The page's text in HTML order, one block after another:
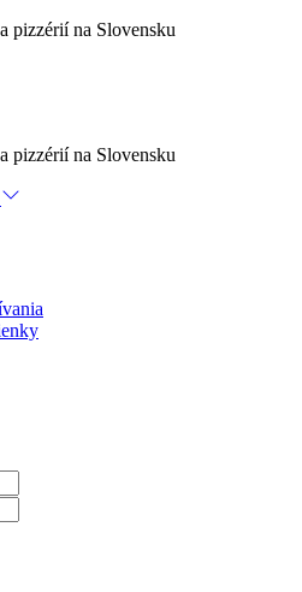
pizzérií na Slovensku
pizzérií na Slovensku